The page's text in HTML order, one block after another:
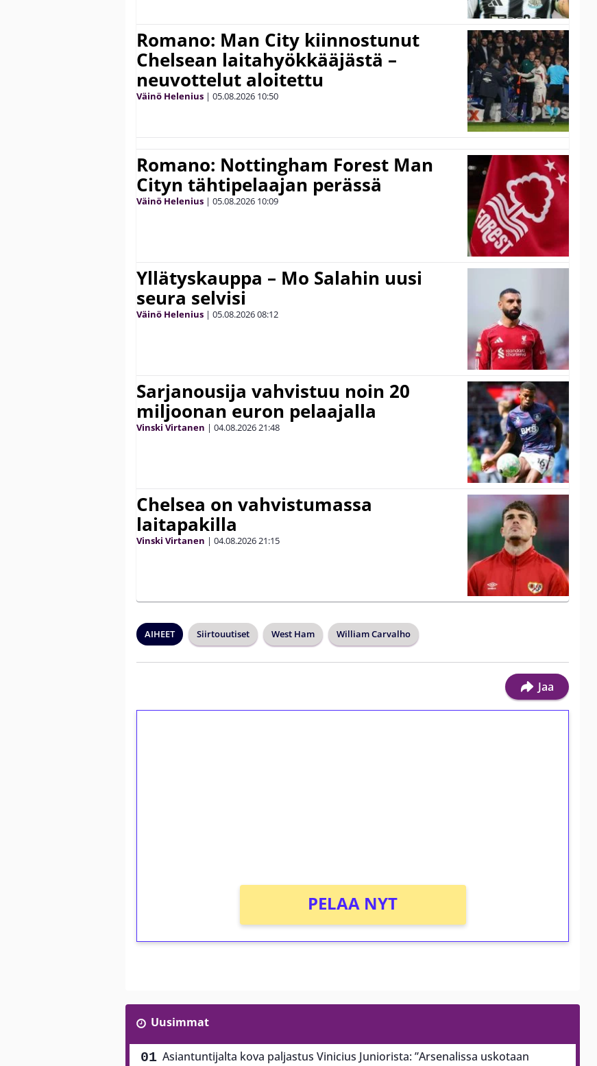
Romano: Man City kiinnostunut
Chelsean laitahyökkääjästä –
neuvottelut aloitettu
Väinö Helenius | 05.08.2026 10:50
Romano: Nottingham Forest Man
Cityn tähtipelaajan perässä
Väinö Helenius | 05.08.2026 10:09
Yllätyskauppa – Mo Salahin uusi
seura selvisi
Väinö Helenius | 05.08.202608:12
Sarjanousija vahvistuu noin 20
miljoonan euron pelaajalla
Vinski Virtanen | 04.08.202621:48
Chelsea on vahvistumassa
laitapakilla
Vinski Virtanen | 04.08.202621:15
AIHEET Siirtouutiset West Ham William Carvalho
Jaa
PELAA NYT
Uusimmat
Asiantuntijalta kova paljastus Vinicius Juniorista: ”Arsenalissa uskotaan